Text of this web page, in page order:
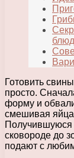
Готовить
просто.
форму и
смешивая
Получившуюся
сковороде до
подают с